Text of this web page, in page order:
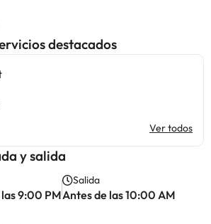
destacados
Ver todos
y salida
9:00 PM
Salida
Antes de las 10:00 AM